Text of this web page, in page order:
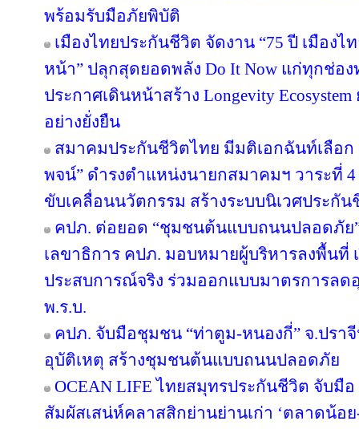
พร้อมรับมือภัยพิบัติ
เมืองไทยประกันชีวิต จัดงาน “75 ปี เมือง
หน้า” ปลุกสุดยอดพลัง Do It Now แก่ทุกช่อ
ประกาศเดินหน้าสร้าง Longevity
อย่างยั่งยืน
สมาคมประกันชีวิตไทย มีมติเอกฉันท์เลือ
พจน์” ดำรงตำแหน่งนายกสมาคมฯ วาระที่
ขับเคลื่อนนวัตกรรม สร้างระบบนิเวศประกัน
คปภ. ต่อยอด “ชุมชนต้นแบบถนนปลอดภัย
เลขาธิการ คปภ. มอบหมายผู้บริหารลงพื้นที่
ประสบการณ์จริง ร่วมออกแบบมาตรการลด
พ.ร.บ.
คปภ. จับมือชุมชน “ท่าตูม-หนองกี่” จ.ปรา
อุบัติเหตุ สร้างชุมชนต้นแบบถนนปลอดภัย
OCEAN LIFE ไทยสมุทรประกันชีวิต จับมือ
สัมผัสเสน่ห์คลาสสิกย่านย่านเก่า ‘ตลาดน้อย